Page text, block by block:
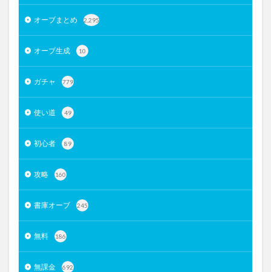
オーブまとめ 2,295
オーブ生成 10
ガチャ 779
使い道 49
初心者 89
攻略 160
書庫オーブ 245
無料 186
無課金 692